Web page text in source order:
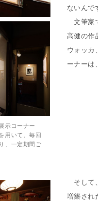
示コーナー
用いて、毎回
、一定期間ご
ないんで
文筆家
高健の作
ウォッカ
ーナーは
そして
増築され